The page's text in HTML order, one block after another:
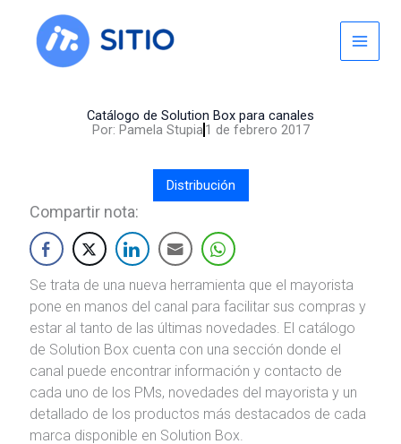
content
Catálogo de Solution Box para canales
Por: Pamela Stupia1 de febrero 2017
Distribución
Compartir nota:
Se trata de una nueva herramienta que el mayorista
pone en manos del canal para facilitar sus compras y
estar al tanto de las últimas novedades. El catálogo
de Solution Box cuenta con una sección donde el
canal puede encontrar información y contacto de
cada uno de los PMs, novedades del mayorista y un
detallado de los productos más destacados de cada
marca disponible en Solution Box.